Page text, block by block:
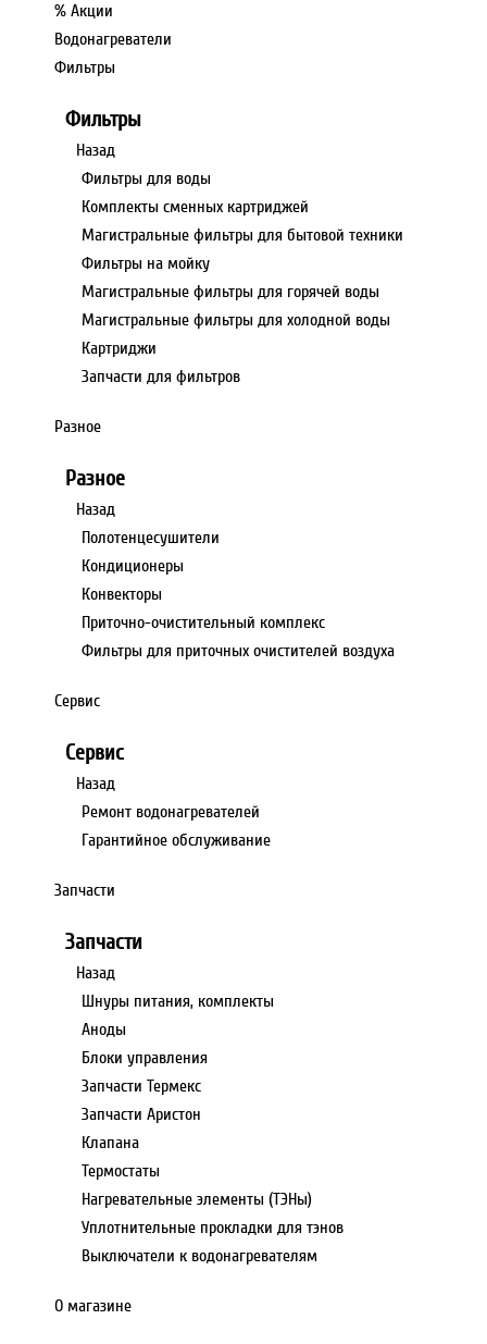
% Акции
Водонагреватели
Фильтры
Фильтры
Назад
Фильтры для воды
Комплекты сменных картриджей
Магистральные фильтры для бытовой техники
Фильтры на мойку
Магистральные фильтры для горячей воды
Магистральные фильтры для холодной воды
Картриджи
Запчасти для фильтров
Разное
Разное
Назад
Полотенцесушители
Кондиционеры
Конвекторы
Приточно-очистительный комплекс
Фильтры для приточных очистителей воздуха
Сервис
Сервис
Назад
Ремонт водонагревателей
Гарантийное обслуживание
Запчасти
Запчасти
Назад
Шнуры питания, комплекты
Аноды
Блоки управления
Запчасти Термекс
Запчасти Аристон
Клапана
Термостаты
Нагревательные элементы (ТЭНы)
Уплотнительные прокладки для тэнов
Выключатели к водонагревателям
О магазине